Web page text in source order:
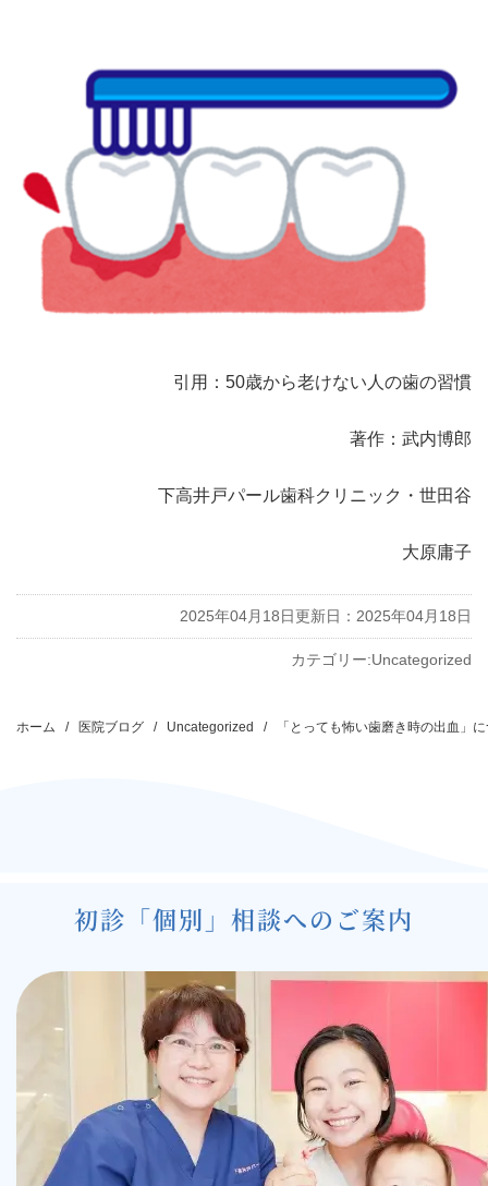
引用：50歳から老けない人の歯の習慣
著作：武内博郎
下高井戸パール歯科クリニック・世田谷
大原庸子
2025年04月18日更新日：2025年04月18日
カテゴリー:Uncategorized
稿
ホーム 医院ブログ Uncategorized 「とっても怖い歯磨き時の出血」
初診「個別」相談へのご案内